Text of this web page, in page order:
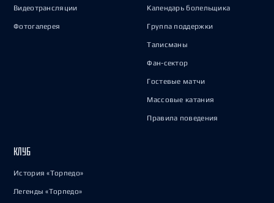
Видеотрансляции
Фотогалерея
Календарь болельщика
Группа поддержки
Талисманы
Фан-сектор
Гостевые матчи
Массовые катания
Правила поведения
КЛУБ
История «Торпедо»
Легенды «Торпедо»